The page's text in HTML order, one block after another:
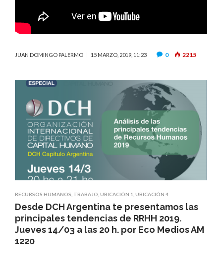
JUAN DOMINGO PALERMO 15 MARZO, 2019, 11:23 0 2215
RECURSOS HUMANOS TRABAJO UBICACIÓN 1 UBICACIÓN 4
Desde DCH Argentina te presentamos las
principales tendencias de RRHH 2019.
Jueves 14/03 a las 20 h. por Eco Medios AM
1220